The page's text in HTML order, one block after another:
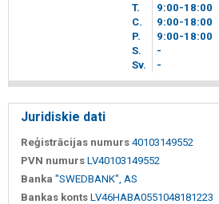
T.
9 00-18 00
C.
9 00-18 00
P.
9 00-18 00
S.
-
Sv.
-
Juridiskie dati
Reģistrācijas numurs 40103149552
PVN numurs LV40103149552
Banka "SWEDBANK", AS
Bankas konts LV46HABA0551048181223